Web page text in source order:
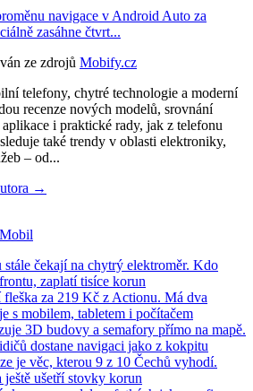
navigace v Android Auto za
zasáhne čtvrt...
ze zdrojů Mobify.cz
telefony, chytré technologie a moderní
recenze nových modelů, srovnání
i praktické rady, jak z telefonu
také trendy v oblasti elektroniky,
– od...
→
Mobil
čekají na chytrý elektroměr. Kdo
zaplatí tisíce korun
za 219 Kč z Actionu. Má dva
s mobilem, tabletem i počítačem
3D budovy a semafory přímo na mapě.
dostane navigaci jako z kokpitu
je věc, kterou 9 z 10 Čechů vyhodí.
ještě ušetří stovky korun